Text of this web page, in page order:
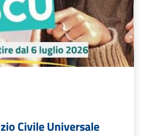
Civile Universale